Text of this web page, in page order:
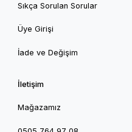
Sıkça Sorulan Sorular
Üye Girişi
İade ve Değişim
İletişim
Mağazamız